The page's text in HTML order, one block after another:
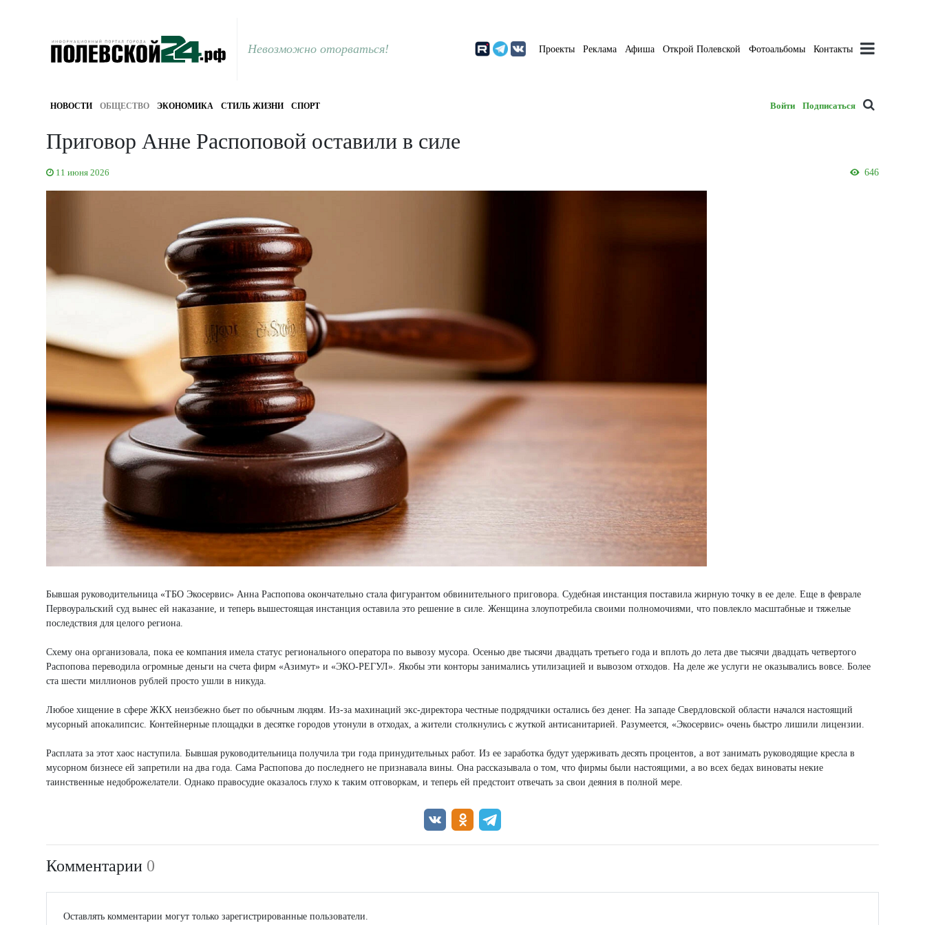
Невозможно оторваться! Проекты Реклама Афиша Открой Полевской Фотоальбомы Контакты
НОВОСТИ ОБЩЕСТВО ЭКОНОМИКА СТИЛЬ ЖИЗНИ СПОРТ Войти Подписаться
Приговор Анне Распоповой оставили в силе
11 июня 2026 646
Бывшая руководительница «ТБО Экосервис» Анна Распопова окончательно стала фигурантом обвинительного приговора. Судебная инстанция поставила жирную точку в ее деле. Еще в феврале
Первоуральский суд вынес ей наказание, и теперь вышестоящая инстанция оставила это решение в силе. Женщина злоупотребила своими полномочиями, что повлекло масштабные и тяжелые
последствия для целого региона.
Схему она организовала, пока ее компания имела статус регионального оператора по вывозу мусора. Осенью две тысячи двадцать третьего года и вплоть до лета две тысячи двадцать четвертого
Распопова переводила огромные деньги на счета фирм «Азимут» и «ЭКО-РЕГУЛ». Якобы эти конторы занимались утилизацией и вывозом отходов. На деле же услуги не оказывались вовсе. Более
ста шести миллионов рублей просто ушли в никуда.
Любое хищение в сфере ЖКХ неизбежно бьет по обычным людям. Из-за махинаций экс-директора честные подрядчики остались без денег. На западе Свердловской области начался настоящий
мусорный апокалипсис. Контейнерные площадки в десятке городов утонули в отходах, а жители столкнулись с жуткой антисанитарией. Разумеется, «Экосервис» очень быстро лишили лицензии.
Расплата за этот хаос наступила. Бывшая руководительница получила три года принудительных работ. Из ее заработка будут удерживать десять процентов, а вот занимать руководящие кресла в
мусорном бизнесе ей запретили на два года. Сама Распопова до последнего не признавала вины. Она рассказывала о том, что фирмы были настоящими, а во всех бедах виноваты некие
таинственные недоброжелатели. Однако правосудие оказалось глухо к таким отговоркам, и теперь ей предстоит отвечать за свои деяния в полной мере.
Комментарии 0
Оставлять комментарии могут только зарегистрированные пользователи.